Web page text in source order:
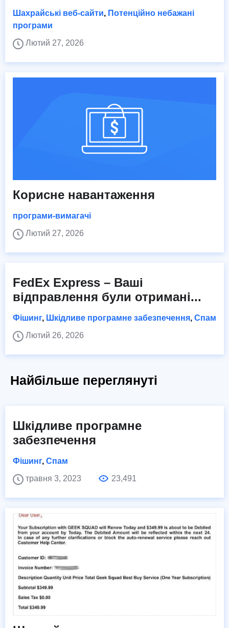
Шахрайські веб-сайти, Потенційно небажані
програми
Лютий 27, 2026
Корисне навантаження
програми-вимагачі
Лютий 27, 2026
FedEx Express – Ваші
відправлення були отримані...
Фішинг, Шкідливе програмне забезпечення, Спам
Лютий 26, 2026
Найбільше переглянуті
Шкідливе програмне
забезпечення
Фішинг, Спам
травня 3, 2023
23,491